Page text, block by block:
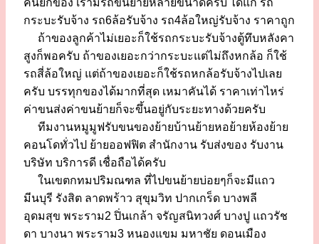
กระบะรับจ้าง รถ6ล้อรับจ้าง รถ4ล้อใหญ่รับจ้าง ราคาถูก
ถ้าของลูกค้าไม่เยอะก็ใช้รถกระบะรับจ้างตู้ทึบหลังคา
สูงก็พอครับ ถ้าของเยอะกว่ากระบะแต่ไม่ถึงหกล้อ ก็ใช้
รถสี่ล้อใหญ่ แต่ถ้าของเยอะก็ใช้รถหกล้อรับจ้างไปเลย
ครับ บรรทุกของได้มากที่สุด เหมาคันได้ ราคาเท่าไหร่
ค่าขนส่งค่าขนย้ายก็จะขึ้นอยู่กับระยะทางด้วยครับ
ทีมงานหมูมูฟรับขนของย้ายบ้านย้ายหอย้ายห้องย้าย
คอนโดทั่วไป ย้ายออฟฟิต สำนักงาน รับส่งของ รับงาน
บริษัท บริการดี เชื่อถือได้ครับ
ในเขตกทมปริมณฑล ที่ไปขนย้ายบ่อยๆก็จะมีแถว
มีนบุรี รังสิต ลาดพร้าว สุขุมวิท ปากเกร็ด บางพลี
อุดมสุข พระราม2 ปิ่นเกล้า จรัญสนิทวงศ์ บางปู แถวรัช
ดา บางนา พระราม3 หนองแขม มหาชัย ดอนเมือง